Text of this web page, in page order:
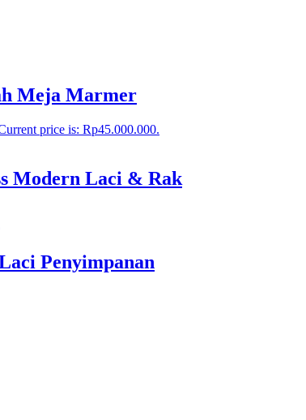
Meja Marmer
price is: Rp45.000.000.
Modern Laci & Rak
Penyimpanan